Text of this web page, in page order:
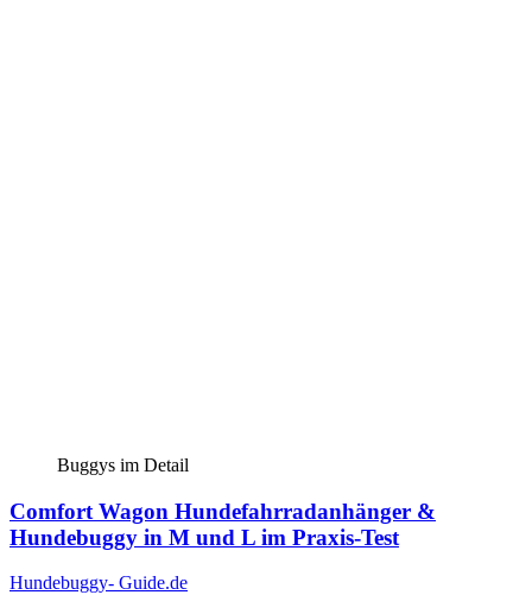
Buggys im Detail
Comfort Wagon Hundefahrradanhänger &
Hundebuggy in M und L im Praxis-Test
Hundebuggy- Guide.de